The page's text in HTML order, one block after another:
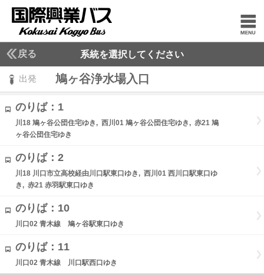
戻る 系統を選択してください
出発 鳩ヶ谷浄水場入口
のりば：1
川18 鳩ヶ谷公団住宅ゆき, 西川01 鳩ヶ谷公団住宅ゆき, 赤21 鳩
ヶ谷公団住宅ゆき
のりば：2
川18 川口市立高校経由川口駅東口ゆき, 西川01 西川口駅東口ゆ
き, 赤21 赤羽駅東口ゆき
のりば：10
川口02 青木線 鳩ヶ谷駅東口ゆき
のりば：11
川口02 青木線 川口駅西口ゆき